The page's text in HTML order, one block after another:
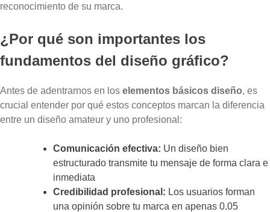
reconocimiento de su marca.
¿Por qué son importantes los
fundamentos del diseño gráfico?
Antes de adentrarnos en los elementos básicos diseño, es
crucial entender por qué estos conceptos marcan la diferencia
entre un diseño amateur y uno profesional:
Comunicación efectiva: Un diseño bien
estructurado transmite tu mensaje de forma clara e
inmediata
Credibilidad profesional: Los usuarios forman
una opinión sobre tu marca en apenas 0.05